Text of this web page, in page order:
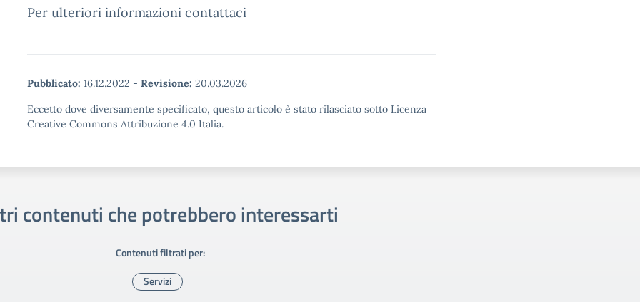
Per ulteriori informazioni contattaci
Pubblicato: 16.12.2022 - Revisione: 20.03.2026
Eccetto dove diversamente specificato, questo articolo è stato rilasciato sotto Licenza
Creative Commons Attribuzione 4.0 Italia.
contenuti che potrebbero interessarti
Contenuti filtrati per:
Servizi